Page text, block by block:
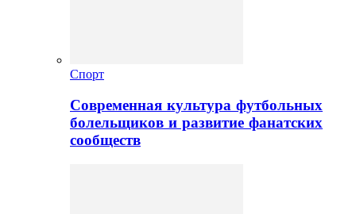
Спорт
Современная культура футбольных
болельщиков и развитие фанатских
сообществ